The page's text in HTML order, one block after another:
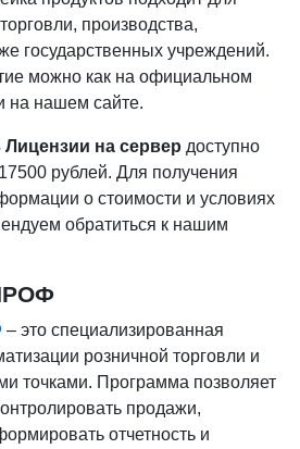
производства,
государственных учреждений.
можно как на официальном
на нашем сайте.
на сервер доступно
рублей. Для получения
о стоимости и условиях
обратиться к нашим
– это специализированная
розничной торговли и
точками. Программа позволяет
продажи,
отчетность и